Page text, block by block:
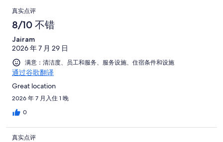
条
点
有
1002
点
评
共
有
1002
条
点
评
评，
共
1002
条
点
条
好
评，
共
有
1002
条
点
评
点
评
真实点评
8/10 不错
Jairam
2026 年 7 月 29 日
满意：清洁度、员工和服务、服务设施、住宿条件和设施
通过谷歌翻译
Great location
2026 年 7 月入住 1 晚
0
真实点评